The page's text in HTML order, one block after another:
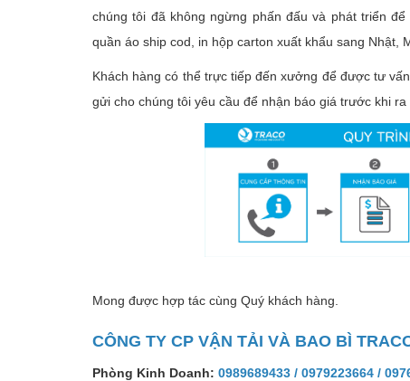
chúng tôi đã không ngừng phấn đấu và phát triển
quần áo ship cod, in hộp carton xuất khẩu sang Nhật,
Khách hàng có thể trực tiếp đến xưởng để được tư
gửi cho chúng tôi yêu cầu để nhận báo giá trước khi ra
Mong được hợp tác cùng Quý khách hàng.
CÔNG TY CP VẬN TẢI VÀ BAO BÌ
Phòng Kinh Doanh: 0989689433 / 0979223664 /